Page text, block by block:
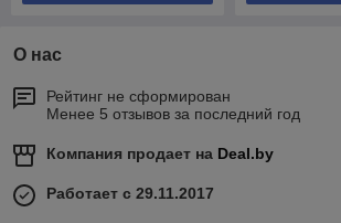
О нас
Рейтинг не сформирован
Менее 5 отзывов за последний год
Компания продает на Deal.by
Работает с 29.11.2017